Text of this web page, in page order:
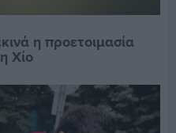
η προετοιμασία
Χίο